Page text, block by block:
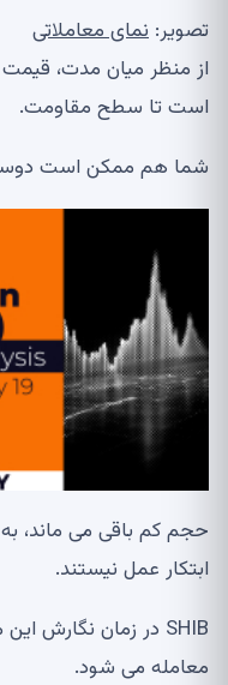
تصویر: نمای معاملاتی
از منظر میان مدت،
است تا سطح مقاومت.
شما هم ممکن است
حجم کم باقی می ماند،
ابتکار عمل نیستند.
معامله می شود.